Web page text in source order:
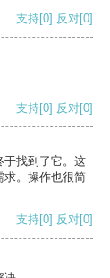
支持[0] 反对[0]
支持[0] 反对[0]
于找到了它。这
求。操作也很简
支持[0] 反对[0]